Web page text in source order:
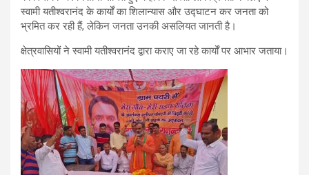
स्वामी यतीश्वरानंद के कार्यों का शिलान्यास और उद्घाटन कर जनता को
भ्रमित कर रही हैं, लेकिन जनता उनकी असलियत जानती है।
क्षेत्रवासियों ने स्वामी यतीश्वरानंद द्वारा कराए जा रहे कार्यों पर आभार जताया।